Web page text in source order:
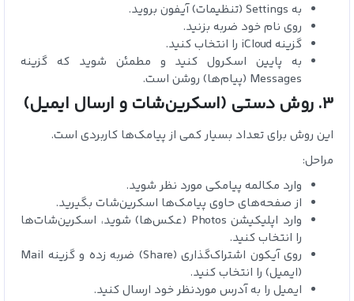
به Settings (تنظیمات) آیفون بروید.
روی نام خود ضربه بزنید.
گزینه iCloud را انتخاب کنید.
به پایین اسکرول کنید و مطمئن شوید که گزینه
Messages (پیام‌ها) روشن است.
3. روش دستی (اسکرین‌شات و ارسال ایمیل)
این روش برای تعداد بسیار کمی از پیامک‌ها کاربردی است.
مراحل:
وارد مکالمه پیامکی مورد نظر شوید.
از صفحه‌های حاوی پیامک‌ها اسکرین‌شات بگیرید.
وارد اپلیکیشن Photos (عکس‌ها) شوید، اسکرین‌شات‌ها
را انتخاب کنید.
روی آیکون اشتراک‌گذاری (Share) ضربه زده و گزینه Mail
(ایمیل) را انتخاب کنید.
ایمیل را به آدرس موردنظر خود ارسال کنید.